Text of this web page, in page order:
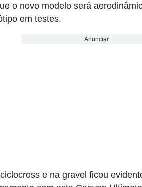
o novo modelo será
em testes.
Anunciar
e na gravel ficou